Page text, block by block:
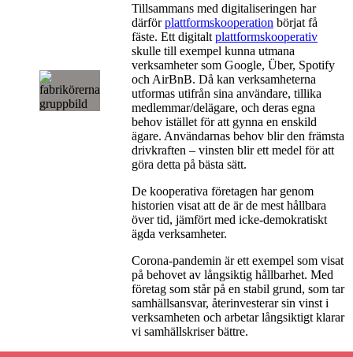
Tillsammans med digitaliseringen har
därförplattformskooperation börjat få
fäste. Ett digitalt plattformskooperativ
skulle till exempel kunna utmana
verksamheter som Google, Über, Spotify
och AirBnB. Då kan verksamheterna
utformas utifrån sina användare, tillika
medlemmar/delägare, och deras egna
behov istället för att gynna en enskild
ägare. Användarnas behov blir den främsta
drivkraften – vinsten blir ett medel för att
göra detta på bästa sätt.
De kooperativa företagen har genom
historien visat att de är de mest hållbara
över tid, jämfört med icke-demokratiskt
ägda verksamheter.
Corona-pandemin är ett exempel som visat
på behovet av långsiktig hållbarhet. Med
företag som står på en stabil grund, som tar
samhällsansvar, återinvesterar sin vinst i
verksamheten och arbetar långsiktigt klarar
vi samhällskriser bättre.